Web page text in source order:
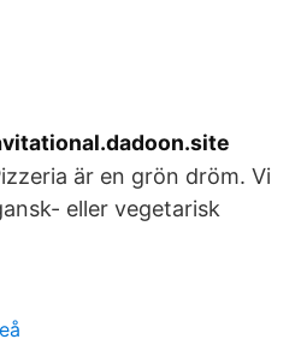
är en grön dröm. Vi
eller vegetarisk